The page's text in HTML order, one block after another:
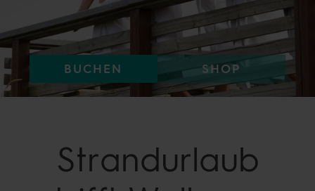
BUCHEN SHOP
Strandurlaub